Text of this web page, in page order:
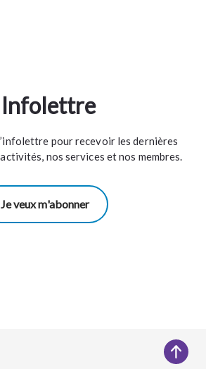
Infolettre
pour recevoir les dernières
nos services et nos membres.
Je veux m'abonner